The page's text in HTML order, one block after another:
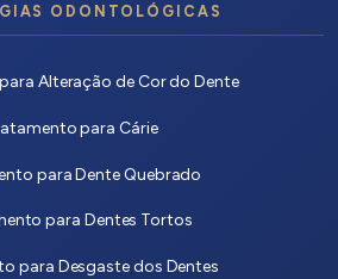
ODONTOLÓGICAS
Alteração de Cor do Dente
para Cárie
para Dente Quebrado
para Dentes Tortos
para Desgaste dos Dentes